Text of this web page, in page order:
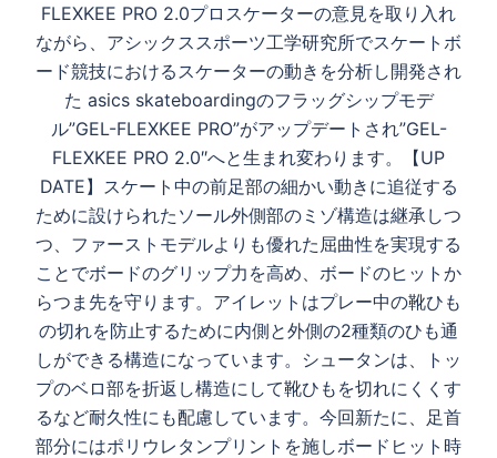
FLEXKEE PRO 2.0プロスケーターの意見を取り入れ
ながら、アシックススポーツ工学研究所でスケートボ
ード競技におけるスケーターの動きを分析し開発され
た asics skateboardingのフラッグシップモデ
ル”GEL-FLEXKEE PRO”がアップデートされ”GEL-
FLEXKEE PRO 2.0″へと生まれ変わります。【UP
DATE】︎スケート中の前足部の細かい動きに追従する
ために設けられたソール外側部のミゾ構造は継承しつ
つ、ファーストモデルよりも優れた屈曲性を実現する
ことでボードのグリップ力を高め、ボードのヒットか
らつま先を守ります。︎アイレットはプレー中の靴ひも
の切れを防止するために内側と外側の2種類のひも通
しができる構造になっています。シュータンは、トッ
プのベロ部を折返し構造にして靴ひもを切れにくくす
るなど耐久性にも配慮しています。︎今回新たに、足首
部分にはポリウレタンプリントを施しボードヒット時